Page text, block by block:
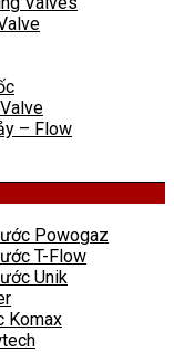
– Flow
Powogaz
T-Flow
Unik
Komax